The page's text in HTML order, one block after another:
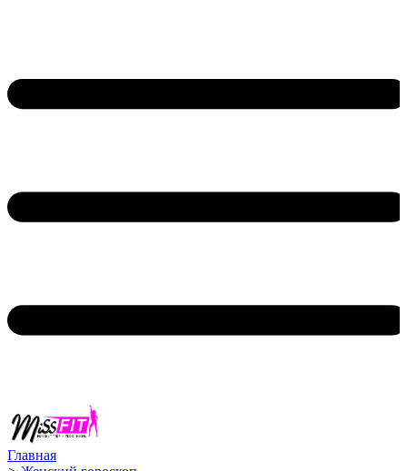
Главная